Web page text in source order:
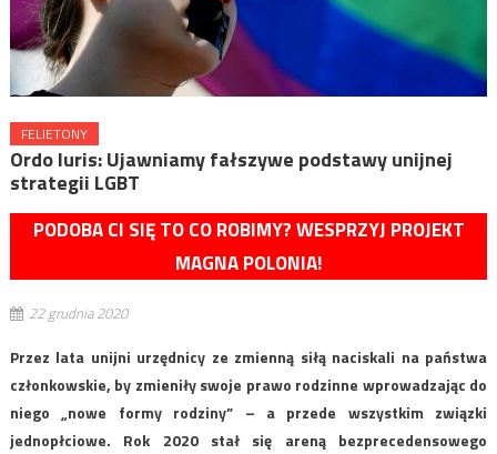
FELIETONY
Ordo Iuris: Ujawniamy fałszywe podstawy unijnej
strategii LGBT
PODOBA CI SIĘ TO CO ROBIMY? WESPRZYJ PROJEKT
MAGNA POLONIA!
22 grudnia 2020
Przez lata unijni urzędnicy ze zmienną siłą naciskali na państwa
członkowskie, by zmieniły swoje prawo rodzinne wprowadzając do
niego „nowe formy rodziny” – a przede wszystkim związki
jednopłciowe. Rok 2020 stał się areną bezprecedensowego